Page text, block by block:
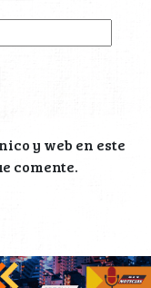
y web en este
comente.